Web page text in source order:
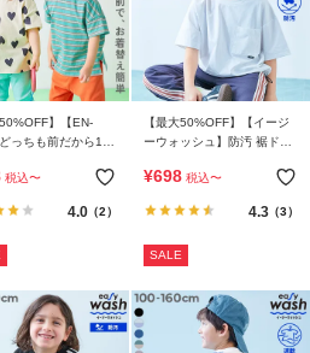
50%OFF】【EN-
っちも前だから1人
税込〜
4.0（2）
【最大50%OFF】【イージ
ーウォッシュ】防汚 裾ドロ
¥698 税込〜
4.3（3）
SALE